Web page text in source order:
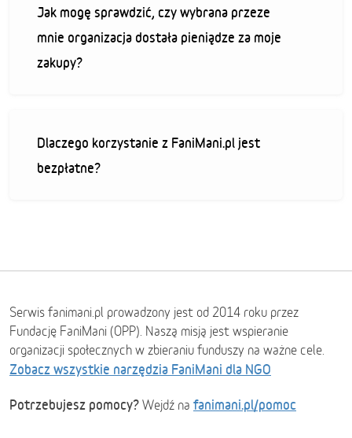
Jak mogę sprawdzić, czy wybrana przeze
mnie organizacja dostała pieniądze za moje
zakupy?
Dlaczego korzystanie z FaniMani.pl jest
bezpłatne?
Serwis fanimani.pl prowadzony jest od 2014 roku przez
Fundację FaniMani (OPP). Naszą misją jest wspieranie
organizacji społecznych w zbieraniu funduszy na ważne cele.
Zobacz wszystkie narzędzia FaniMani dla NGO
Potrzebujesz pomocy? Wejdź na fanimani.pl/pomoc